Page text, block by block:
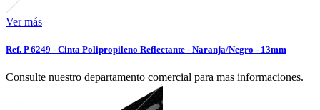
Ver más
Ref. P 6249 - Cinta Polipropileno Reflectante - Naranja/Negro - 13mm
Consulte nuestro departamento comercial para mas informaciones.